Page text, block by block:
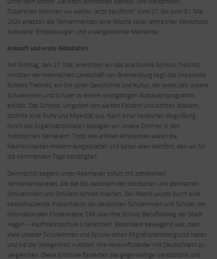
Zusammen kommen wir weiter. Jetzt beruflich!“ Vom 27. Bis zum 31. Mai
2024 erlebten die Teilnehmenden eine Woche voller lehrreicher Workshops,
kultureller Entdeckungen und unvergesslicher Momente.
Ankunft und erste Aktivitäten
Am Montag, den 27. Mai, erreichten wir das prachtvolle Schloss Trebnitz.
Inmitten der malerischen Landschaft von Brandenburg liegt das imposante
Schloss Trebnitz, ein Ort voller Geschichte und Kultur, der jedes Jahr unsere
Schülerinnen und Schüler zu einem einzigartigen Austauschprogramm
einlädt. Das Schloss, umgeben von weiten Feldern und dichten Wäldern,
strahlte eine Ruhe und Majestät aus. Nach einer herzlichen Begrüßung
durch das Organisationsteam bezogen wir unsere Zimmer in den
historischen Gemäuern. Trotz des antiken Ambientes waren die
Räumlichkeiten modern ausgestattet und boten allen Komfort, den wir für
die kommenden Tage benötigten.
Demnächst begann unser Abenteuer sofort mit zahlreichen
Kennenlernspielen, die das Eis zwischen den deutschen und polnischen
Schülerinnen und Schülern schnell brachen. Der Abend wurde durch eine
beeindruckende Präsentation der deutschen Schülerinnen und Schüler der
Internationalen Förderklasse 23A über ihre Schule (Berufskolleg der Stadt
Hagen – Kaufmannsschule I) bereichert. Besonders bewegend war, dass
viele unserer Schülerinnen und Schüler einen Migrationshintergrund haben
und sie die Gelegenheit nutzten, ihre Herkunftsländer mit Deutschland zu
vergleichen. Diese Einblicke förderten das gegenseitige Verständnis und